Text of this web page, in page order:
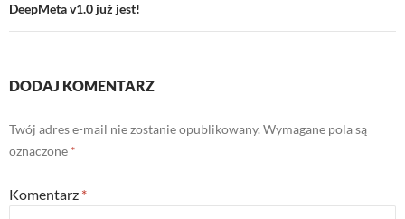
DeepMeta v1.0 już jest!
DODAJ KOMENTARZ
Twój adres e-mail nie zostanie opublikowany. Wymagane pola są
oznaczone *
Komentarz *